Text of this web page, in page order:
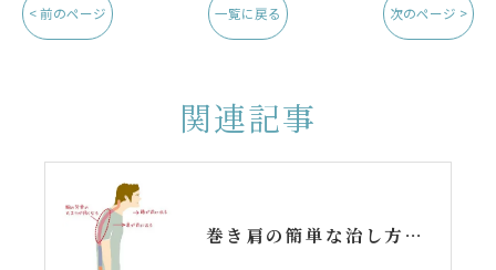
< 前のページ 一覧に戻る 次のページ >
関連記事
巻き肩の簡単な治し方3選｜誰でもすぐできるストレッチ＆姿勢改善